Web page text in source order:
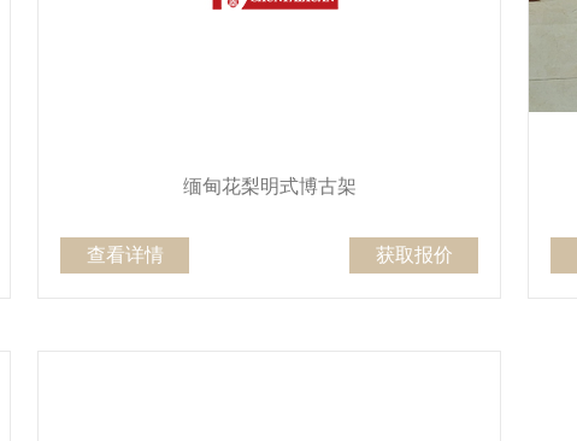
缅甸花梨明式博古架
查看详情 获取报价